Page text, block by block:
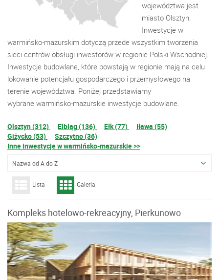
województwa jest
miasto Olsztyn.
Inwestycje w
warmińsko-mazurskim dotyczą przede wszystkim tworzenia
sieci centrów obsługi inwestorów w regionie Polski Wschodniej.
Inwestycje budowlane, które powstają w regionie mają na celu
lokowanie potencjału gospodarczego i przemysłowego na
terenie województwa. Poniżej przedstawiamy
wybrane warmińsko-mazurskie inwestycje budowlane.
Olsztyn (312) Elbląg (136) Ełk (77)
Iława (55)
Giżycko (53)
Szczytno (36)
Inne inwestycje w warmińsko-mazurskie >>
Nazwa od A do Z
Lista Galeria
Kompleks hotelowo-rekreacyjny, Pierkunowo